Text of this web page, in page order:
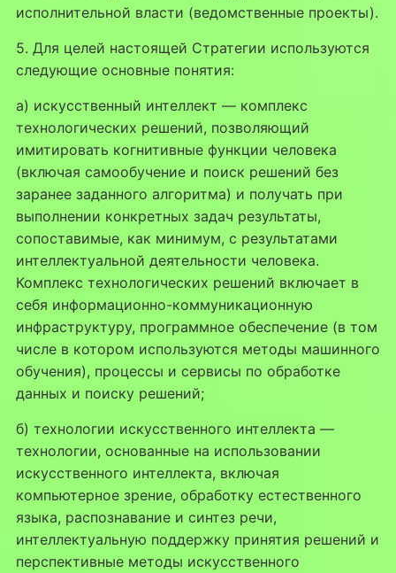
исполнительной власти (ведомственные проекты).
5. Для целей настоящей Стратегии используются
следующие основные понятия:
а) искусственный интеллект — комплекс
технологических решений, позволяющий
имитировать когнитивные функции человека
(включая самообучение и поиск решений без
заранее заданного алгоритма) и получать при
выполнении конкретных задач результаты,
сопоставимые, как минимум, с результатами
интеллектуальной деятельности человека.
Комплекс технологических решений включает в
себя информационно-коммуникационную
инфраструктуру, программное обеспечение (в том
числе в котором используются методы машинного
обучения), процессы и сервисы по обработке
данных и поиску решений;
б) технологии искусственного интеллекта —
технологии, основанные на использовании
искусственного интеллекта, включая
компьютерное зрение, обработку естественного
языка, распознавание и синтез речи,
интеллектуальную поддержку принятия решений и
перспективные методы искусственного